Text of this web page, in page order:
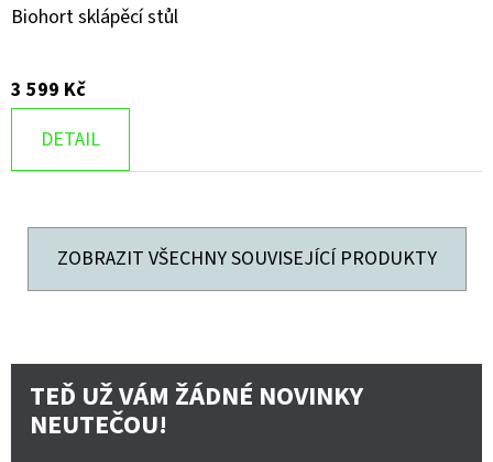
Biohort sklápěcí stůl
3 599 Kč
DETAIL
ZOBRAZIT VŠECHNY SOUVISEJÍCÍ PRODUKTY
TEĎ UŽ VÁM ŽÁDNÉ NOVINKY
NEUTEČOU!